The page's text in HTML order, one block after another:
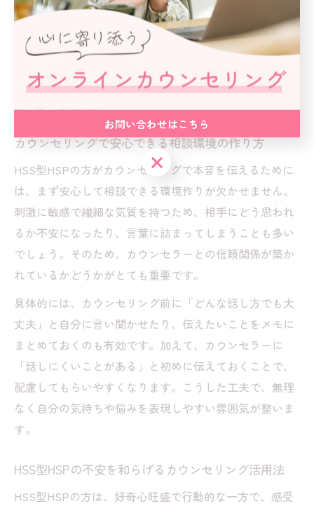
らしさを表現できるようになります。
悩みを抱えるHSS型HSPが安心で
きる相談法
カウンセリングで安心できる相談環境の作り方
HSS型HSPの方がカウンセリングで本音を伝えるために
は、まず安心して相談できる環境作りが欠かせません。
刺激に敏感で繊細な気質を持つため、相手にどう思われ
るか不安になったり、言葉に詰まってしまうことも多い
でしょう。そのため、カウンセラーとの信頼関係が築か
れているかどうかがとても重要です。
具体的には、カウンセリング前に「どんな話し方でも大
丈夫」と自分に言い聞かせたり、伝えたいことをメモに
まとめておくのも有効です。加えて、カウンセラーに
「話しにくいことがある」と初めに伝えておくことで、
配慮してもらいやすくなります。こうした工夫で、無理
なく自分の気持ちや悩みを表現しやすい雰囲気が整いま
す。
HSS型HSPの不安を和らげるカウンセリング活用法
HSS型HSPの方は、好奇心旺盛で行動的な一方で、感受
お問い合わせはこちら
お問い合わせはこちら